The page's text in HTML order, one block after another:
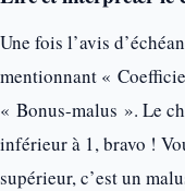
Une fois l’avis
mentionnant «
« Bonus-malus ». Le
inférieur à 1, bravo !
supérieur, c’est un